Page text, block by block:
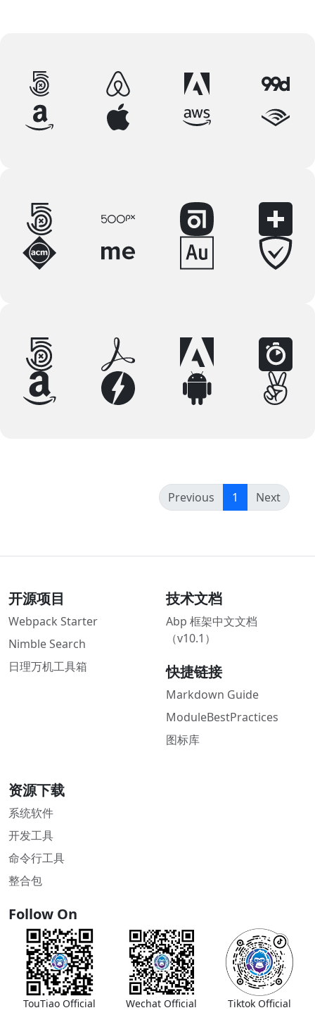
Previous 1 (current)
Next
开源项目
Webpack Starter
Nimble Search
日理万机工具箱
技术文档
Abp 框架中文文档
（v10.1）
快捷链接
Markdown Guide
ModuleBestPractices
图标库
资源下载
系统软件
开发工具
命令行工具
整合包
Follow On
TouTiao Official
Wechat Official
Tiktok Official